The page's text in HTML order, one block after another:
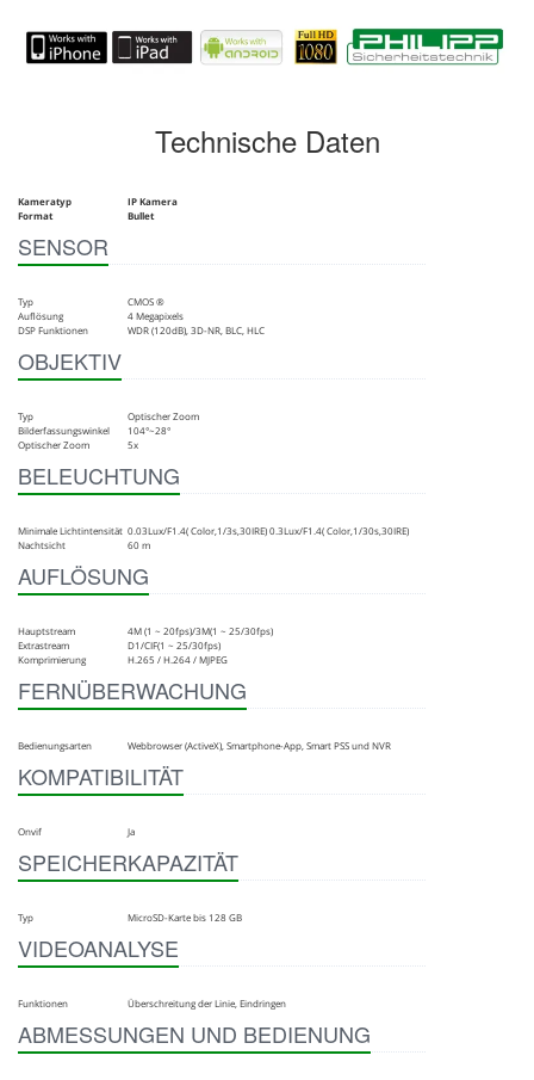
Technische Daten
Kameratyp
IP Kamera
Format
Bullet
SENSOR
Typ
CMOS ®
Auflösung
4 Megapixels
DSP Funktionen
WDR (120dB), 3D-NR, BLC, HLC
OBJEKTIV
Typ
Optischer Zoom
Bilderfassungswinkel
104°~28°
Optischer Zoom
5x
BELEUCHTUNG
Minimale Lichtintensität 0.03Lux/F1.4( Color,1/3s,30IRE) 0.3Lux/F1.4( Color,1/30s,30IRE)
Nachtsicht
60 m
AUFLÖSUNG
Hauptstream
4M (1 ~ 20fps)/3M(1 ~ 25/30fps)
Extrastream
D1/CIF(1 ~ 25/30fps)
Komprimierung
H.265 / H.264 / MJPEG
FERNÜBERWACHUNG
Bedienungsarten Webbrowser (ActiveX), Smartphone-App, Smart PSS und NVR
KOMPATIBILITÄT
Onvif Ja
SPEICHERKAPAZITÄT
Typ MicroSD-Karte bis 128 GB
VIDEOANALYSE
Funktionen Überschreitung der Linie, Eindringen
ABMESSUNGEN UND BEDIENUNG